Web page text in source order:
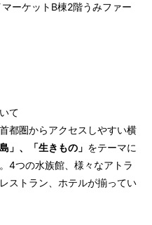
ーケットB棟2階うみファー
て
都圏からアクセスしやすい横
」、「生きもの」 をテーマに
4つの水族館、様々なアトラ
ストラン、ホテルが揃ってい